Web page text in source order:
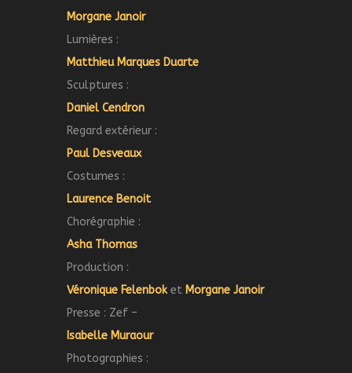
Morgane Janoir
Lumières :
Matthieu Marques Duarte
Sculptures :
Daniel Cendron
Regard extérieur :
Paul Desveaux
Costumes :
Laurence Benoit
Chorégraphie :
Asha Thomas
Production :
Véronique Felenboket Morgane Janoir
Presse : Zef –
Isabelle Muraour
Photographies :